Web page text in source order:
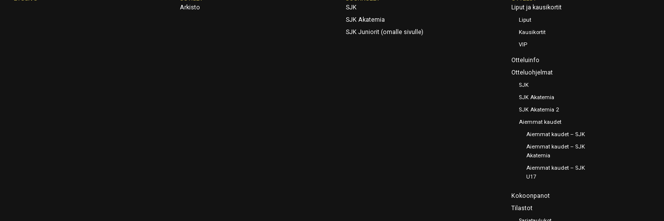
Arkisto
SJK
SJK Akatemia
SJK Juniorit (omalle sivulle)
Liput ja kausikortit
Liput
Kausikortit
VIP
Otteluinfo
Otteluohjelmat
SJK
SJK Akatemia
SJK Akatemia 2
Aiemmat kaudet
Aiemmat kaudet – SJK
Aiemmat kaudet – SJK
Akatemia
Aiemmat kaudet – SJK
U17
Kokoonpanot
Tilastot